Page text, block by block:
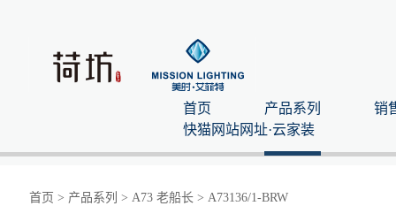
首页 产品系列
销
快猫网站网址·云家装
首页 > 产品系列 > A73 老船长 > A73136/1-BRW